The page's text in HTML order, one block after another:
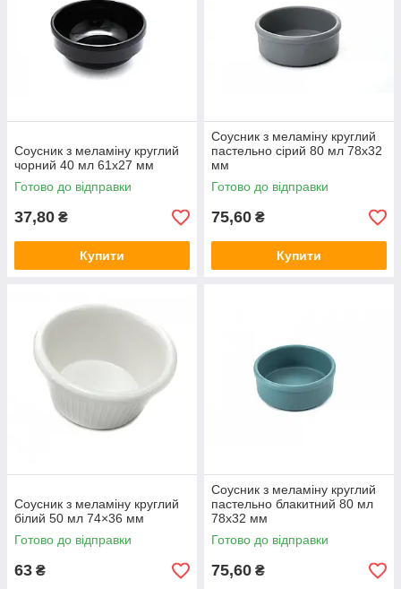
Соусник з меламіну круглий
чорний 40 мл 61х27 мм
Готово до відправки
37,80 ₴
Купити
Соусник з меламіну круглий
пастельно сірий 80 мл 78х32
мм
Готово до відправки
75,60 ₴
Купити
Соусник з меламіну круглий
білий 50 мл 74×36 мм
Готово до відправки
63 ₴
Соусник з меламіну круглий
пастельно блакитний 80 мл
78х32 мм
Готово до відправки
75,60 ₴